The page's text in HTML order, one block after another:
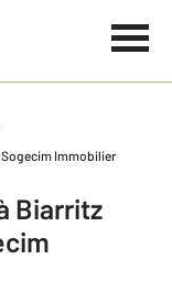
Sogecim Immobilier
Biarritz